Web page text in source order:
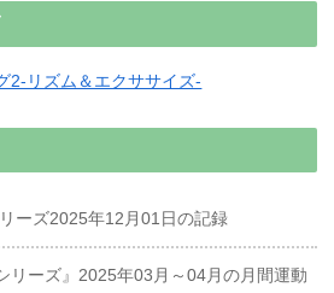
2-リズム＆エクササイズ-
ーズ2025年12月01日の記録
リーズ』2025年03月～04月の月間運動